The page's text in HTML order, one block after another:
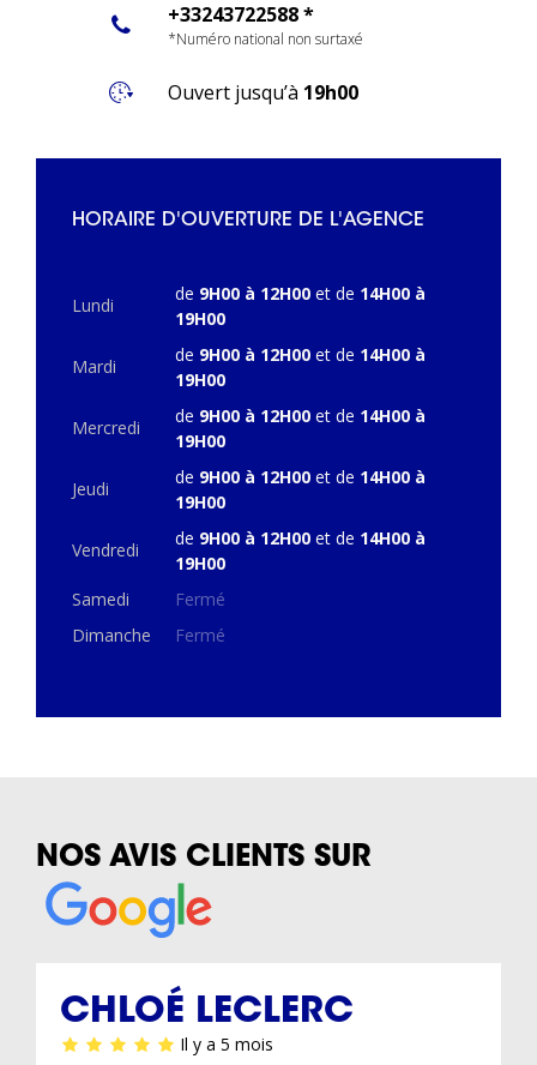
+33243722588 *
*Numéro national non surtaxé
Ouvert jusqu’à 19h00
HORAIRE D'OUVERTURE DE L'AGENCE
Lundi
de 9H00 à 12H00 et de 14H00 à
19H00
Mardi
de 9H00 à 12H00 et de 14H00 à
19H00
Mercredi
de 9H00 à 12H00 et de 14H00 à
19H00
Jeudi
de 9H00 à 12H00 et de 14H00 à
19H00
Vendredi
de 9H00 à 12H00 et de 14H00 à
19H00
Samedi
Fermé
Dimanche
Fermé
NOS AVIS CLIENTS SUR
CHLOÉ LECLERC
Il y a 5 mois